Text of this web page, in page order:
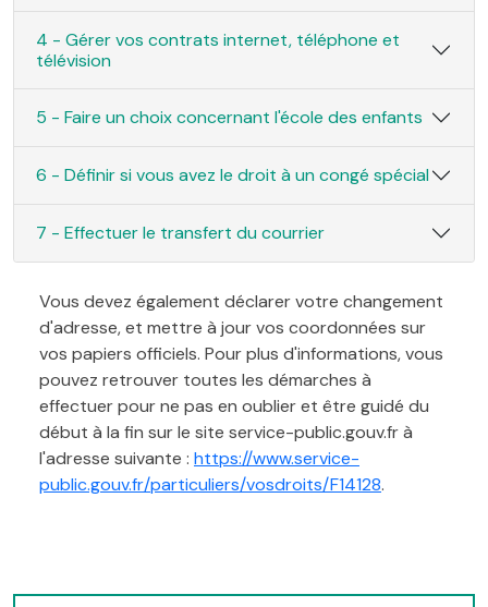
4 - Gérer vos contrats internet, téléphone et
télévision
5 - Faire un choix concernant l'école des enfants
6 - Définir si vous avez le droit à un congé spécial
7 - Effectuer le transfert du courrier
Vous devez également déclarer votre changement
d'adresse, et mettre à jour vos coordonnées sur
vos papiers officiels. Pour plus d'informations, vous
pouvez retrouver toutes les démarches à
effectuer pour ne pas en oublier et être guidé du
début à la fin sur le site service-public.gouv.fr à
l'adresse suivante : https://www.service-
public.gouv.fr/particuliers/vosdroits/F14128.